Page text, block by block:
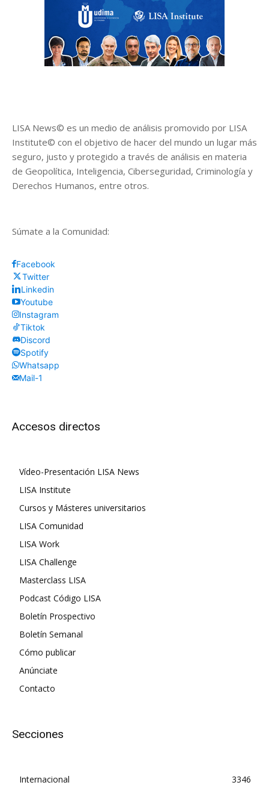
LISA News© es un medio de análisis promovido por LISA
Institute© con el objetivo de hacer del mundo un lugar más
seguro, justo y protegido a través de análisis en materia
de Geopolítica, Inteligencia, Ciberseguridad, Criminología y
Derechos Humanos, entre otros.
Súmate a la Comunidad:
Facebook
Twitter
Linkedin
Youtube
Instagram
Tiktok
Discord
Spotify
Whatsapp
Mail-1
Accesos directos
Vídeo-Presentación LISA News
LISA Institute
Cursos y Másteres universitarios
LISA Comunidad
LISA Work
LISA Challenge
Masterclass LISA
Podcast Código LISA
Boletín Prospectivo
Boletín Semanal
Cómo publicar
Anúnciate
Contacto
Secciones
Internacional
3346